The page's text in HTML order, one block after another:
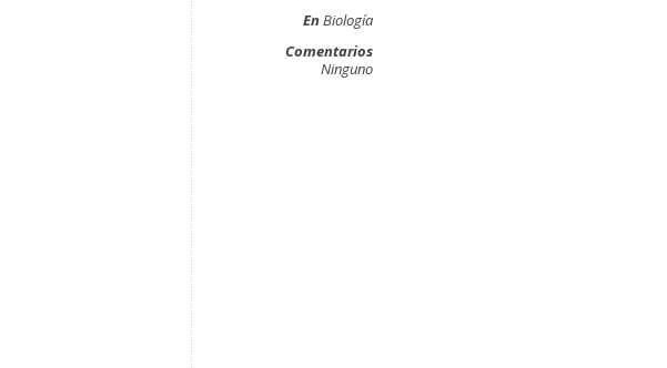
EnBiología
Comentarios
Ninguno